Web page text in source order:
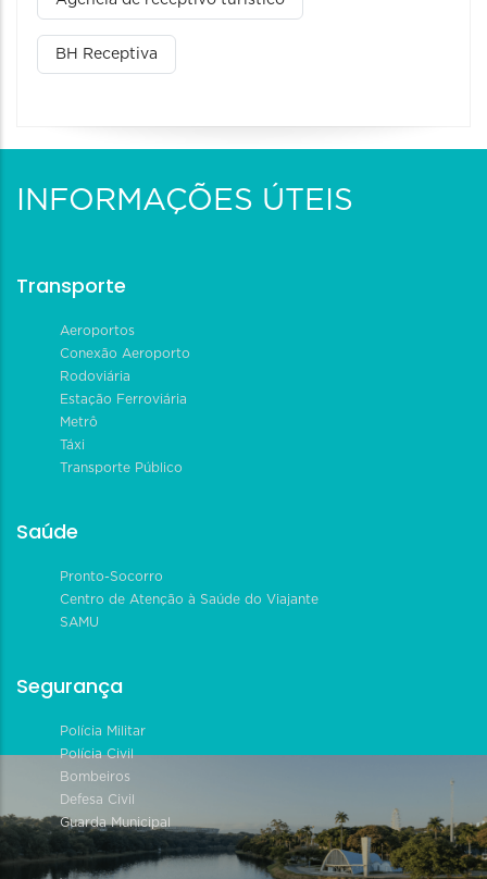
BH Receptiva
INFORMAÇÕES ÚTEIS
Transporte
Aeroportos
Conexão Aeroporto
Rodoviária
Estação Ferroviária
Metrô
Táxi
Transporte Público
Saúde
Pronto-Socorro
Centro de Atenção à Saúde do Viajante
SAMU
Segurança
Polícia Militar
Polícia Civil
Bombeiros
Defesa Civil
Guarda Municipal